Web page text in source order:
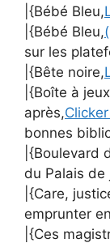
|{Bébé Bleu,
|{Bébé Bleu,
sur les
|{Bête noire,
|{Boîte à
après,
bonnes
|{Boulevard
du Palais de
|{Care,
emprunter
|{Ces